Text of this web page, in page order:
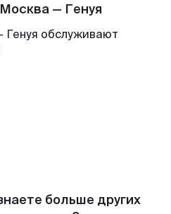
— Генуя
обслуживают
больше других